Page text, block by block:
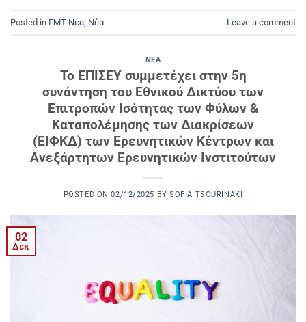
Posted in ΓΜΤ Νέα Νέα Leave a comment
ΝΈΑ
Το ΕΠΙΣΕΥ συμμετέχει στην 5η
συνάντηση του Εθνικού Δικτύου των
Επιτροπών Ισότητας των Φύλων &
Καταπολέμησης των Διακρίσεων
(ΕΙΦΚΔ) των Ερευνητικών Κέντρων και
Ανεξάρτητων Ερευνητικών Ινστιτούτων
POSTED ON02/12/2025 BYSOFIA TSOURINAKI
02
Δεκ